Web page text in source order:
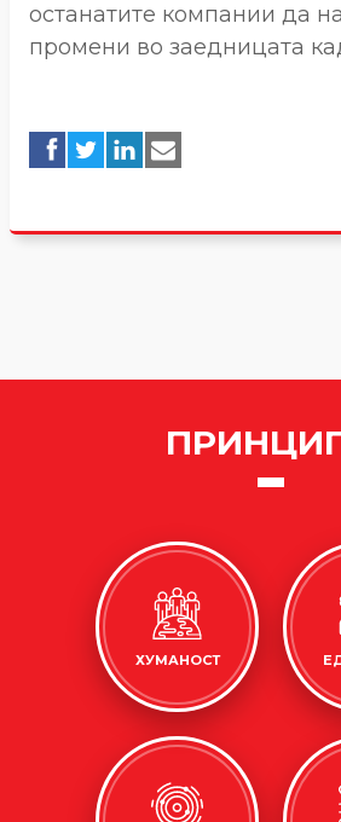
останатите компании да
промени во заедницата
ХУМАНОСТ